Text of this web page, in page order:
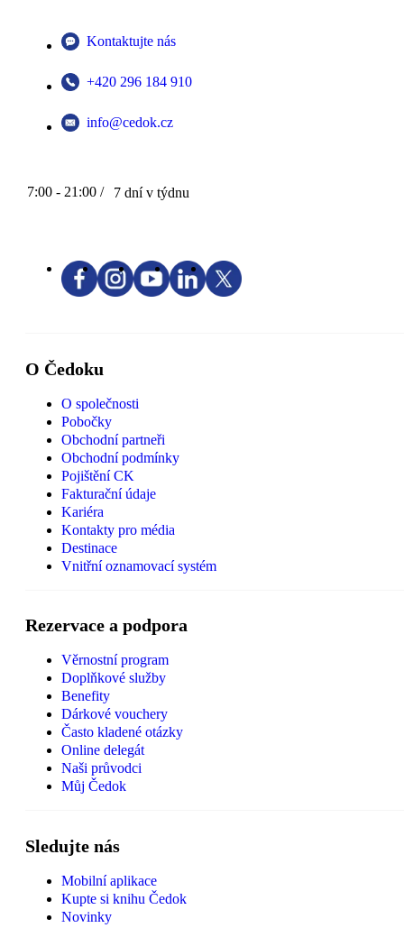
Kontaktujte nás
+420 296 184 910
info@cedok.cz
7:00 - 21:00 / 7 dní v týdnu
O Čedoku
O společnosti
Pobočky
Obchodní partneři
Obchodní podmínky
Pojištění CK
Fakturační údaje
Kariéra
Kontakty pro média
Destinace
Vnitřní oznamovací systém
Rezervace a podpora
Věrnostní program
Doplňkové služby
Benefity
Dárkové vouchery
Často kladené otázky
Online delegát
Naši průvodci
Můj Čedok
Sledujte nás
Mobilní aplikace
Kupte si knihu Čedok
Novinky